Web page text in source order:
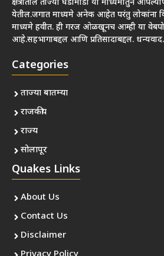
क्षेत्रातील ताज्या घडामोडी या माध्यमातुन
येतील.जगात माध्यमे अनेक आहेत परंतु लोकांना
माध्यमे हवीत. ही गरज ओळखूनच आम्ही या
आहे.सहभागाबद्दल आणि प्रतिसादाबद्दल. धन्यवाद.
Categories
ताज्या बातम्या
राजकीय
राज्य
सोलापूर
Quakes Links
About Us
Contact Us
Disclaimer